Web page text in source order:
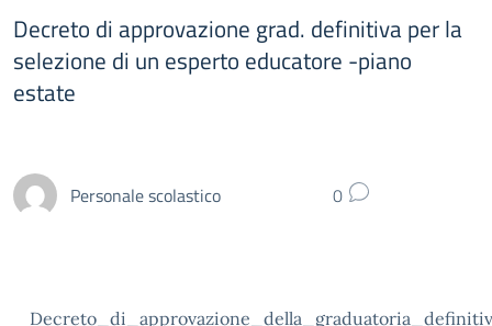
Decreto di approvazione grad. definitiva per la
selezione di un esperto educatore -piano
estate
Personale scolastico 0